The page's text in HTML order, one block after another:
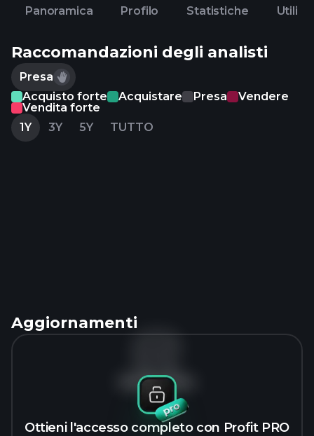
Panoramica Profilo Statistiche Utili
Raccomandazioni degli analisti
Presa
Acquisto forte
Acquistare Presa
Vendere
Vendita forte
1Y
3Y 5Y TUTTO
Aggiornamenti
Ottieni l'accesso completo con Profit PRO
Nessun dato